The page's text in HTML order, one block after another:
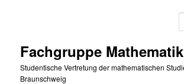
Fachgruppe Mathematik
Studentische Vertretung der mathematischen
Braunschweig